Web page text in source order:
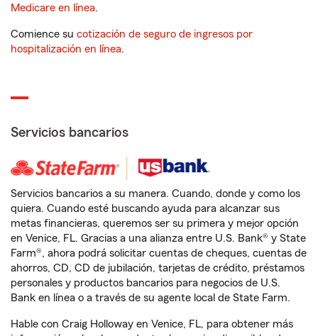
Medicare en línea.
Comience su cotización de seguro de ingresos por
hospitalización en línea.
Servicios bancarios
Servicios bancarios a su manera. Cuando, donde y como los
quiera. Cuando esté buscando ayuda para alcanzar sus
metas financieras, queremos ser su primera y mejor opción
en Venice, FL. Gracias a una alianza entre U.S. Bank® y State
Farm®, ahora podrá solicitar cuentas de cheques, cuentas de
ahorros, CD, CD de jubilación, tarjetas de crédito, préstamos
personales y productos bancarios para negocios de U.S.
Bank en línea o a través de su agente local de State Farm.
Hable con Craig Holloway en Venice, FL, para obtener más